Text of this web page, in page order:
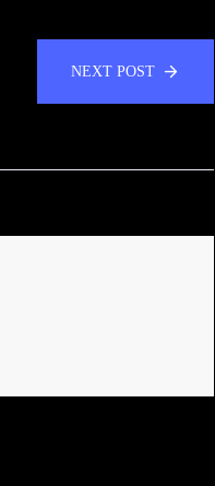
NEXT POST